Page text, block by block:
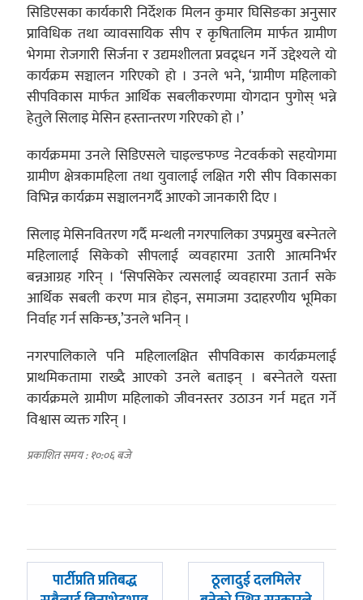
सिडिएसका कार्यकारी निर्देशक मिलन कुमार घिसिङका अनुसार
प्राविधिक तथा व्यावसायिक सीप र कृषितालिम मार्फत ग्रामीण
भेगमा रोजगारी सिर्जना र उद्यमशीलता प्रवद्र्धन गर्ने उद्देश्यले यो
कार्यक्रम सञ्चालन गरिएको हो । उनले भने, ‘ग्रामीण महिलाको
सीपविकास मार्फत आर्थिक सबलीकरणमा योगदान पुगोस् भन्ने
हेतुले सिलाइ मेसिन हस्तान्तरण गरिएको हो ।’
कार्यक्रममा उनले सिडिएसले चाइल्डफण्ड नेटवर्कको सहयोगमा
ग्रामीण क्षेत्रकामहिला तथा युवालाई लक्षित गरी सीप विकासका
विभिन्न कार्यक्रम सञ्चालनगर्दै आएको जानकारी दिए ।
सिलाइ मेसिनवितरण गर्दै मन्थली नगरपालिका उपप्रमुख बस्नेतले
महिलालाई सिकेको सीपलाई व्यवहारमा उतारी आत्मनिर्भर
बन्नआग्रह गरिन् । ‘सिपसिकेर त्यसलाई व्यवहारमा उतार्न सके
आर्थिक सबली करण मात्र होइन, समाजमा उदाहरणीय भूमिका
निर्वाह गर्न सकिन्छ,’उनले भनिन् ।
नगरपालिकाले पनि महिलालक्षित सीपविकास कार्यक्रमलाई
प्राथमिकतामा राख्दै आएको उनले बताइन् । बस्नेतले यस्ता
कार्यक्रमले ग्रामीण महिलाको जीवनस्तर उठाउन गर्न मद्दत गर्ने
विश्वास व्यक्त गरिन् ।
प्रकाशित समय : १०:०६ बजे
पछिल्लाे
पार्टीप्रति प्रतिबद्ध
अघिल्लाे
ठूलादुई दलमिलेर